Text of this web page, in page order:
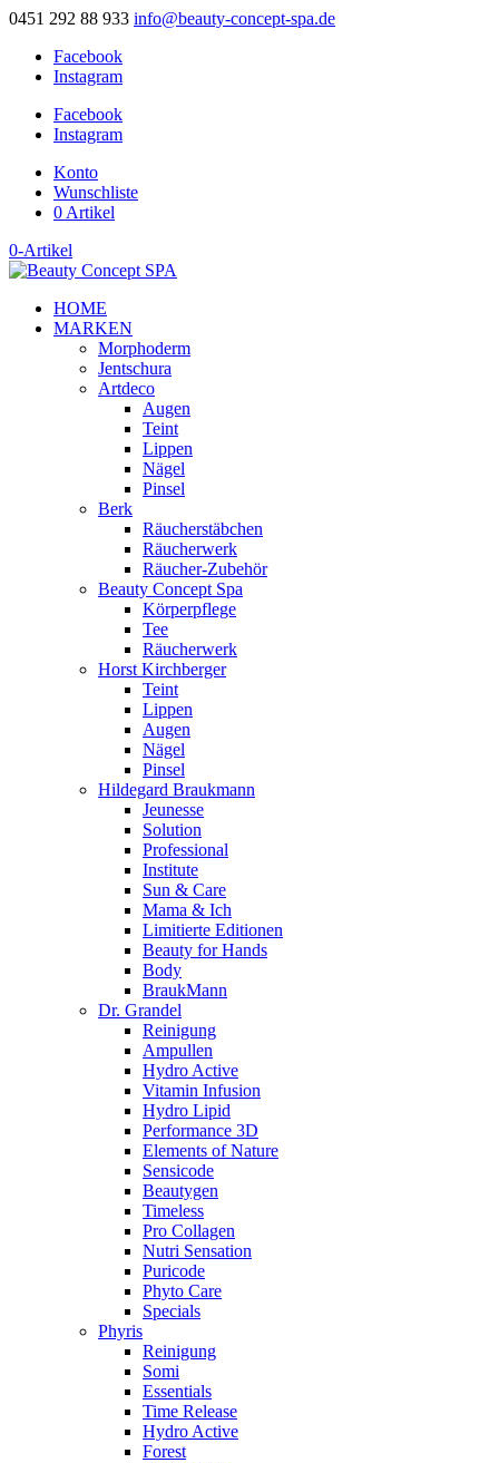
0451 292 88 933 info@beauty-concept-spa.de
Facebook
Instagram
Facebook
Instagram
Konto
Wunschliste
0 Artikel
0-Artikel
HOME
MARKEN
Morphoderm
Jentschura
Artdeco
Augen
Teint
Lippen
Nägel
Pinsel
Berk
Räucherstäbchen
Räucherwerk
Räucher-Zubehör
Beauty Concept Spa
Körperpflege
Tee
Räucherwerk
Horst Kirchberger
Teint
Lippen
Augen
Nägel
Pinsel
Hildegard Braukmann
Jeunesse
Solution
Professional
Institute
Sun & Care
Mama & Ich
Limitierte Editionen
Beauty for Hands
Body
BraukMann
Dr. Grandel
Reinigung
Ampullen
Hydro Active
Vitamin Infusion
Hydro Lipid
Performance 3D
Elements of Nature
Sensicode
Beautygen
Timeless
Pro Collagen
Nutri Sensation
Puricode
Phyto Care
Specials
Phyris
Reinigung
Somi
Essentials
Time Release
Hydro Active
Forest